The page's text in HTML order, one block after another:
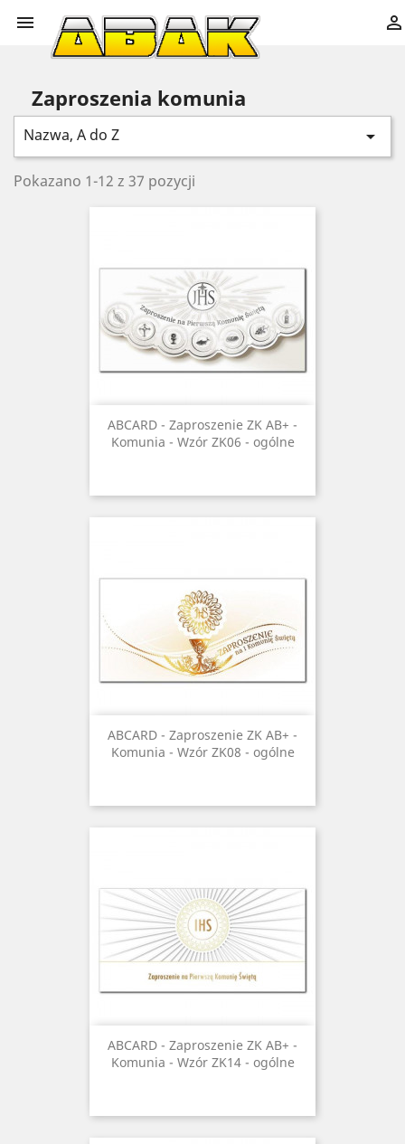
 
Zaproszenia komunia
Nazwa, A do Z 
Pokazano 1-12 z 37 pozycji
ABCARD - Zaproszenie ZK AB+ -
Komunia - Wzór ZK06 - ogólne
ABCARD - Zaproszenie ZK AB+ -
Komunia - Wzór ZK08 - ogólne
ABCARD - Zaproszenie ZK AB+ -
Komunia - Wzór ZK14 - ogólne